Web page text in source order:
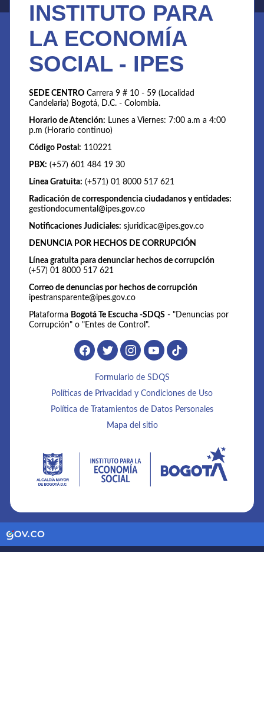
INSTITUTO PARA
LA ECONOMÍA
SOCIAL - IPES
SEDE CENTRO Carrera 9 # 10 - 59 (Localidad
Candelaria) Bogotá, D.C. - Colombia.
Horario de Atención: Lunes a Viernes: 7:00 a.m a 4:00
p.m (Horario continuo)
Código Postal: 110221
PBX: (+57) 601 484 19 30
Línea Gratuita: (+571) 01 8000 517 621
Radicación de correspondencia ciudadanos y entidades:
gestiondocumental@ipes.gov.co
Notificaciones Judiciales: sjuridicac@ipes.gov.co
DENUNCIA POR HECHOS DE CORRUPCIÓN
Línea gratuita para denunciar hechos de corrupción
(+57) 01 8000 517 621
Correo de denuncias por hechos de corrupción
ipestransparente@ipes.gov.co
Plataforma Bogotá Te Escucha -SDQS - "Denuncias por
Corrupción" o "Entes de Control".
Formulario de SDQS
Políticas de Privacidad y Condiciones de Uso
Política de Tratamientos de Datos Personales
Mapa del sitio